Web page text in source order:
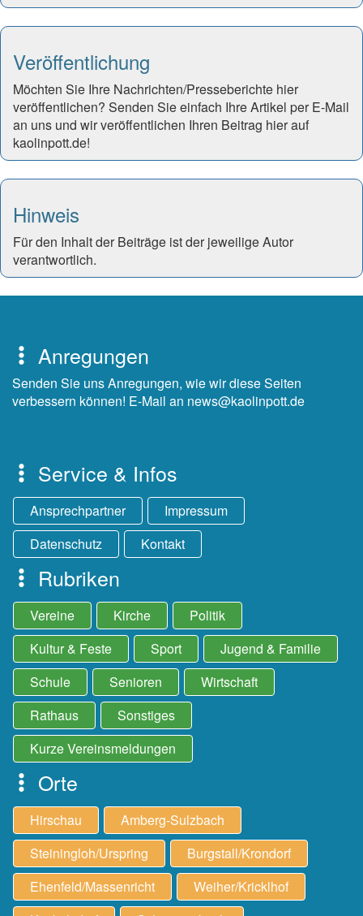
Veröffentlichung
Möchten Sie Ihre Nachrichten/Presseberichte hier
veröffentlichen? Senden Sie einfach Ihre Artikel per E-Mail
an uns und wir veröffentlichen Ihren Beitrag hier auf
kaolinpott.de!
Hinweis
Für den Inhalt der Beiträge ist der jeweilige Autor
verantwortlich.
Anregungen
Senden Sie uns Anregungen, wie wir diese Seiten
verbessern können! E-Mail an news@kaolinpott.de
Service & Infos
Ansprechpartner
Impressum
Datenschutz
Kontakt
Rubriken
Vereine Kirche
Politik
Kultur & Feste
Sport
Jugend & Familie
Schule
Senioren
Wirtschaft
Rathaus
Sonstiges
Kurze Vereinsmeldungen
Orte
Hirschau
Amberg-Sulzbach
Steiningloh/Urspring
Burgstall/Krondorf
Ehenfeld/Massenricht
Weiher/Kricklhof